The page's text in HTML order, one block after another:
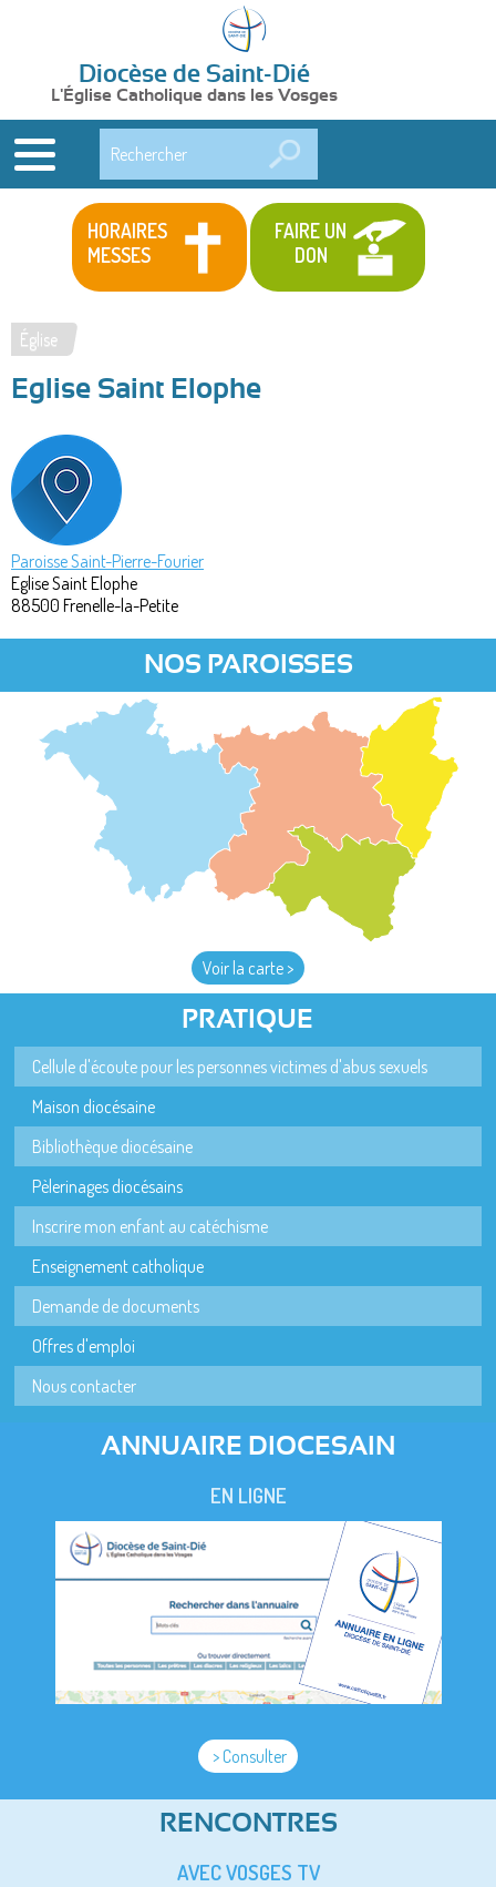
Diocèse de Saint-Dié
L'Église Catholique dans les Vosges
HORAIRES
MESSES
FAIRE UN
DON
Vous
êtes
ici
Église
Eglise Saint Elophe
Paroisse Saint-Pierre-Fourier
Eglise Saint Elophe
88500 Frenelle-la-Petite
NOS PAROISSES
Voir la carte >
PRATIQUE
Cellule d'écoute pour les personnes victimes d'abus sexuels
Maison diocésaine
Bibliothèque diocésaine
Pèlerinages diocésains
Inscrire mon enfant au catéchisme
Enseignement catholique
Demande de documents
Offres d'emploi
Nous contacter
ANNUAIRE DIOCESAIN
EN LIGNE
> Consulter
RENCONTRES
AVEC VOSGES TV